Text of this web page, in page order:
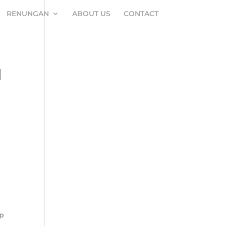
RENUNGAN ABOUT US CONTACT